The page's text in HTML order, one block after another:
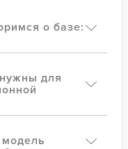
о базе:
для